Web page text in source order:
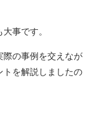
事です。
際の事例を交えなが
トを解説しましたの